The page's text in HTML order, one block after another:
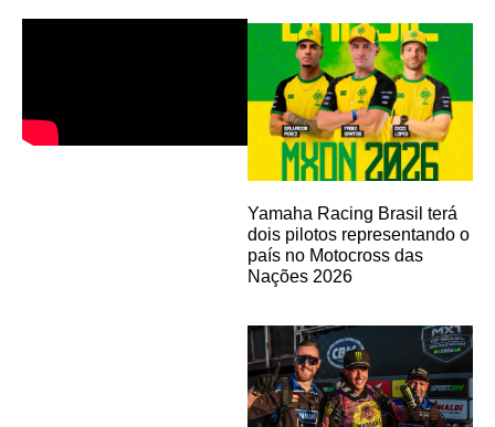
Yamaha Racing Brasil terá
dois pilotos representando o
país no Motocross das
Nações 2026